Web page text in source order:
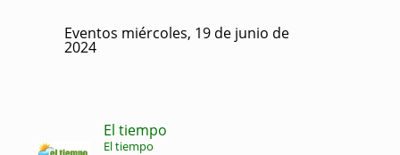
Eventos miércoles, 19 de junio de
2024
El tiempo
El tiempo